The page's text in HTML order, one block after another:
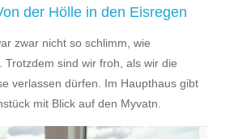
der Hölle in den Eisregen
zwar nicht so schlimm, wie
Trotzdem sind wir froh, als wir die
verlassen dürfen. Im Haupthaus gibt
mit Blick auf den Myvatn.